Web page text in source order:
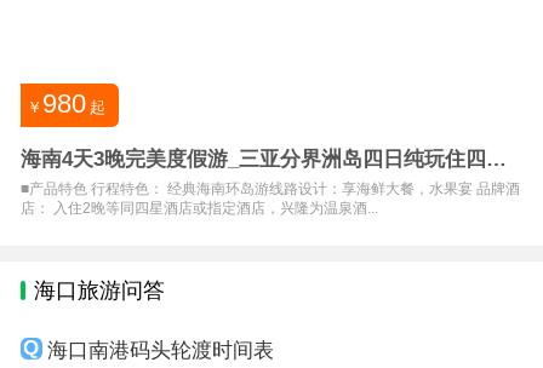
￥ 980 起
海南4天3晚完美度假游_三亚分界洲岛四日纯玩住四星
酒店游
■产品特色 行程特色： 经典海南环岛游线路设计：享海鲜大餐，水果宴 品牌酒
店： 入住2晚等同四星酒店或指定酒店，兴隆为温泉酒...
海口旅游问答
海口南港码头轮渡时间表